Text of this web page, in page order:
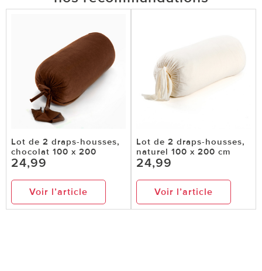
Lot de 2 draps-housses,
chocolat 100 x 200
24,99
Voir l’article
Lot de 2 draps-housses,
naturel 100 x 200 cm
24,99
Voir l’article